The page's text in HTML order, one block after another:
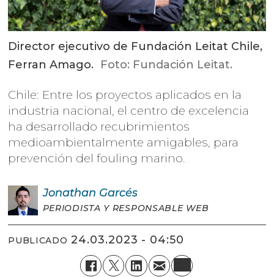
Director ejecutivo de Fundación Leitat Chile,
Ferran Amago. Foto: Fundación Leitat.
Chile: Entre los proyectos aplicados en la
industria nacional, el centro de excelencia
ha desarrollado recubrimientos
medioambientalmente amigables, para
prevención del fouling marino.
Jonathan Garcés
PERIODISTA Y RESPONSABLE WEB
PUBLICADO 24.03.2023 - 04:50